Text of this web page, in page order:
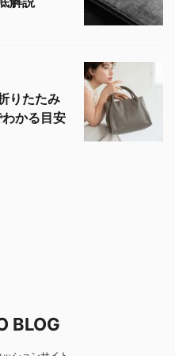
りたたみ
かる目安
BLOG